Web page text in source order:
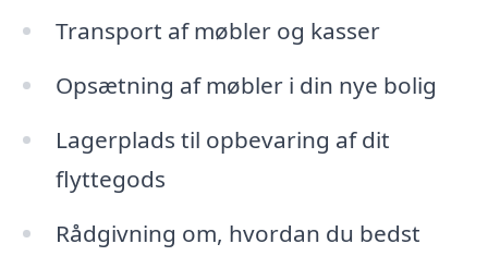
Transport af møbler og kasser
Opsætning af møbler i din nye bolig
Lagerplads til opbevaring af dit
flyttegods
Rådgivning om, hvordan du bedst